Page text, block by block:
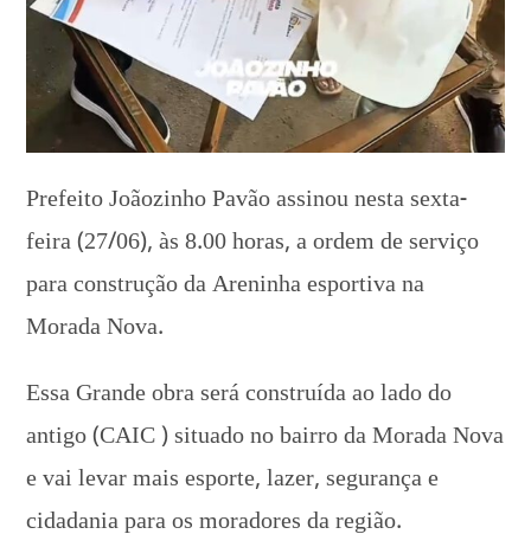
Prefeito Joãozinho Pavão assinou nesta sexta-
feira (27/06), às 8.00 horas, a ordem de serviço
para construção da Areninha esportiva na
Morada Nova.
Essa Grande obra será construída ao lado do
antigo (CAIC ) situado no bairro da Morada Nova
e vai levar mais esporte, lazer, segurança e
cidadania para os moradores da região.